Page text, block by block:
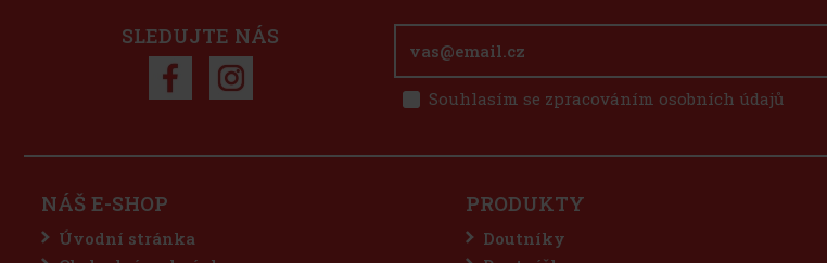
SLEDUJTE NÁS
Souhlasím se zpracováním osobních údajů
NÁŠ E-SHOP
Úvodní stránka
PRODUKTY
Doutníky